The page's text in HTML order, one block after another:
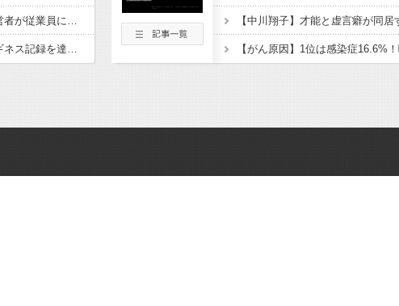
経済崩壊の中国・広東省の工場にて経営者が従業員に半年以上給料未払いした挙句高飛び。工場は空っぽに
日産e-power、無給油で1980km走行しギネス記録を達成、無駄な発電や送電ロスなくEVよりエコを証明